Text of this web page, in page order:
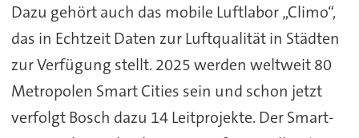
Dazu gehört auch das mobile Luftlabor „Climo“,
das in Echtzeit Daten zur Luftqualität in Städten
zur Verfügung stellt. 2025 werden weltweit 80
Metropolen Smart Cities sein und schon jetzt
verfolgt Bosch dazu 14 Leitprojekte. Der Smart-